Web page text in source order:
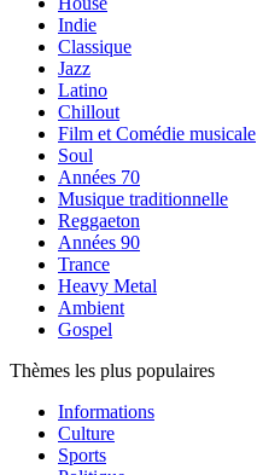
Indie
Classique
Jazz
Latino
Chillout
Film et Comédie musicale
Soul
Années 70
Musique traditionnelle
Reggaeton
Années 90
Trance
Heavy Metal
Ambient
Gospel
Thèmes les plus populaires
Informations
Culture
Sports